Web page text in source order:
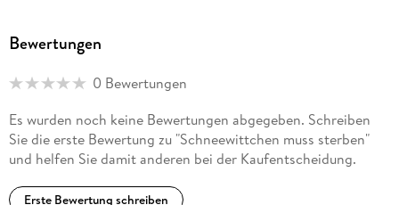
Bewertungen
0 Bewertungen
Es wurden noch keine Bewertungen abgegeben. Schreiben
Sie die erste Bewertung zu "Schneewittchen muss sterben"
und helfen Sie damit anderen bei der Kaufentscheidung.
Erste Bewertung schreiben